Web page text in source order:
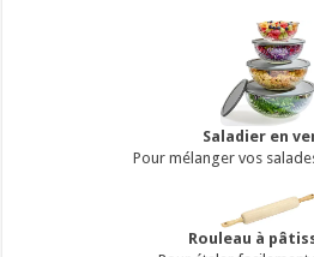
Saladier en
Pour mélanger vos
Rouleau à